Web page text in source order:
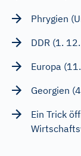
Phrygien
DDR (1.
Europa
Georgien
Ein Trick